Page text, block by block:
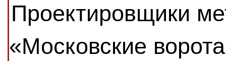
Проектировщики
«Московские